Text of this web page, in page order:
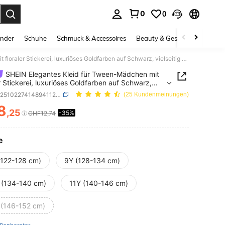
0 0
Schuhe Schmuck & Accessoires Beauty & Gesundheit
SHEIN Elegantes Kleid für Tween-Mädchen mit floraler Stickerei, luxuriöses Goldfarben auf Schwarz, vielseitig und anmutig mit Retro-Muster
SHEIN Elegantes Kleid für Tween-Mädchen mit
Stickerei, luxuriöses Goldfarben auf Schwarz,
und anmutig mit Retro-Muster
SKU: sk251022741489411244 (25 Kundenmeinungen)
AND AVAILABILITY
,25 CHF12,74 -35%
128 cm) 9Y (128-134 cm)
(134-140 cm) 11Y (140-146 cm)
(146-152 cm)